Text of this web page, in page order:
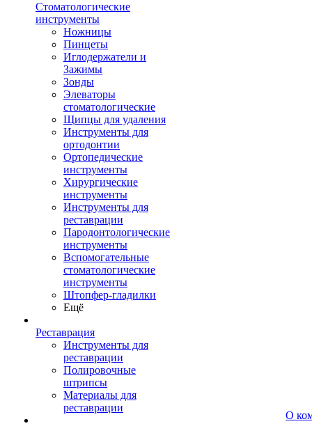
Стоматологические
инструменты
Ножницы
Пинцеты
Иглодержатели и
Зажимы
Зонды
Элеваторы
стоматологические
Щипцы для удаления
Инструменты для
ортодонтии
Ортопедические
инструменты
Хирургические
инструменты
Инструменты для
реставрации
Пародонтологические
инструменты
Вспомогательные
стоматологические
инструменты
Штопфер-гладилки
Ещё
Реставрация
Инструменты для
реставрации
Полировочные
штрипсы
Материалы для
реставрации
О